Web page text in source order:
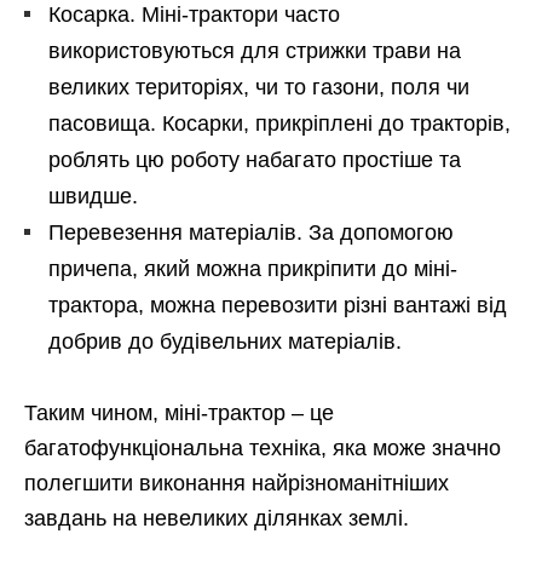
Косарка. Міні-трактори часто
використовуються для стрижки трави на
великих територіях, чи то газони, поля чи
пасовища. Косарки, прикріплені до тракторів,
роблять цю роботу набагато простіше та
швидше.
Перевезення матеріалів. За допомогою
причепа, який можна прикріпити до міні-
трактора, можна перевозити різні вантажі від
добрив до будівельних матеріалів.
Таким чином, міні-трактор – це
багатофункціональна техніка, яка може значно
полегшити виконання найрізноманітніших
завдань на невеликих ділянках землі.